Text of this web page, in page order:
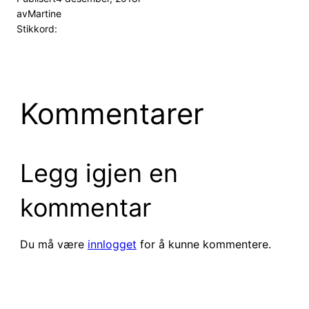
avMartine
Stikkord:
Kommentarer
Legg igjen en
kommentar
Du må være innlogget for å kunne kommentere.